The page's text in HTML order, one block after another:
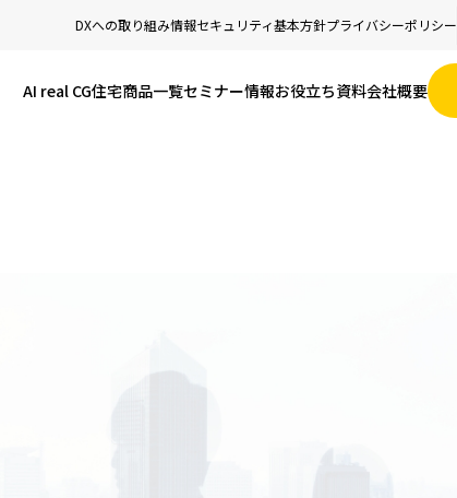
DXへの取り組み情報セキュリティ基本方針プライバシーポリシー
AI real CG住宅商品一覧セミナー情報お役立ち資料会社概要